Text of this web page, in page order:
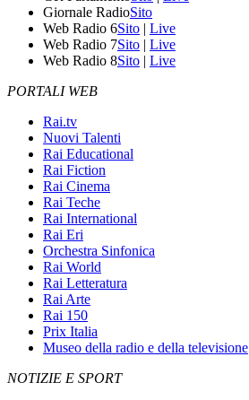
Giornale RadioSito
Web Radio 6Sito | Live
Web Radio 7Sito | Live
Web Radio 8Sito | Live
PORTALI WEB
Rai.tv
Nuovi Talenti
Rai Educational
Rai Fiction
Rai Cinema
Rai Teche
Rai International
Rai Eri
Orchestra Sinfonica
Rai World
Rai Letteratura
Rai Arte
Rai 150
Prix Italia
Museo della radio e della televisione
NOTIZIE E SPORT